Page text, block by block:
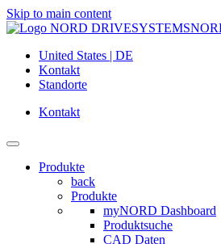
Skip to main content
United States | DE
Kontakt
Standorte
Kontakt
Produkte
back
Produkte
myNORD Dashboard
Produktsuche
CAD Daten